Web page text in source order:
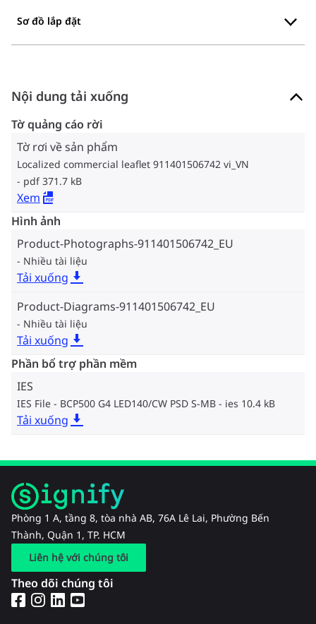
Sơ đồ lắp đặt
Nội dung tải xuống
Tờ quảng cáo rời
Tờ rơi về sản phẩm
Localized commercial leaflet 911401506742 vi_VN
pdf 371.7 kB
Xem
Hình ảnh
Product-Photographs-911401506742_EU
Nhiều tài liệu
Tải xuống
Product-Diagrams-911401506742_EU
Nhiều tài liệu
Tải xuống
Phần bổ trợ phần mềm
IES
IES File - BCP500 G4 LED140/CW PSD S-MB ies 10.4 kB
Tải xuống
Phòng 1 A, tầng 8, tòa nhà AB, 76A Lê Lai, Phường Bến
Thành, Quận 1, TP. HCM
Liên hệ với chúng tôi
Theo dõi chúng tôi